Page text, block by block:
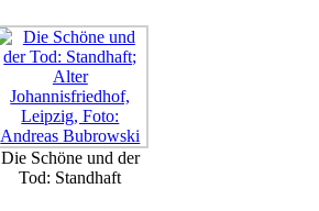
Die Schöne und der
Tod: Standhaft